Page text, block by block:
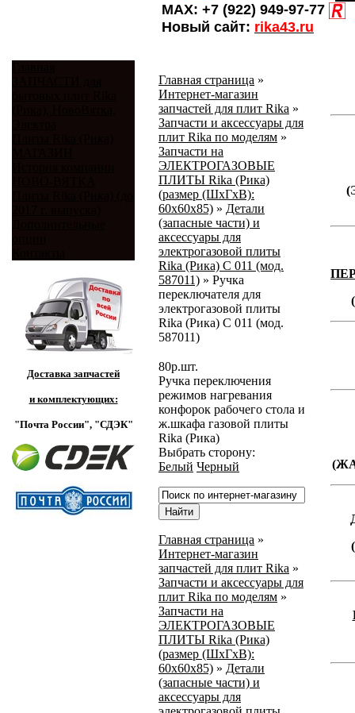
MAX: +7 (922) 949-97-77
Новый сайт: rika43.ru
Доставка запчастей
и комплектующих:
"Почта России", "СДЭК"
Главная страница »
Интернет-магазин
запчастей для плит Rika »
Запчасти и аксессуары для
плит Rika по моделям »
Запчасти на
ЭЛЕКТРОГАЗОВЫЕ
ПЛИТЫ Rika (Рика)
(размер (ШхГхВ):
60х60х85) » Детали
(запасные части) и
аксессуары для
электрогазовой плиты
Rika (Рика) С 011 (мод.
587011) » Ручка
переключателя для
электрогазовой плиты
Rika (Рика) С 011 (мод.
587011)
80р.шт.
Ручка переключения
режимов нагревания
конфорок рабочего стола и
ж.шкафа газовой плиты
Rika (Рика)
Выбрать сторону:
Белый Черный
Главная страница »
Интернет-магазин
запчастей для плит Rika »
Запчасти и аксессуары для
плит Rika по моделям »
Запчасти на
ЭЛЕКТРОГАЗОВЫЕ
ПЛИТЫ Rika (Рика)
(размер (ШхГхВ):
60х60х85) » Детали
(запасные части) и
аксессуары для